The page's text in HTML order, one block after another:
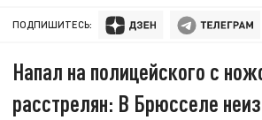
ПОДПИШИТЕСЬ:
Напал на полицейского с
расстрелян: В Брюсселе